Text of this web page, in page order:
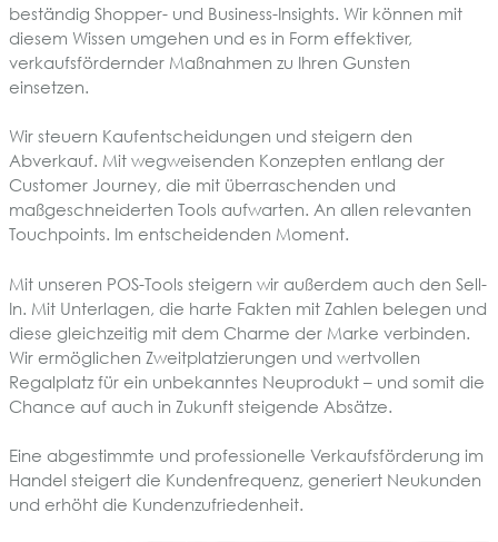
beständig Shopper- und Business-Insights. Wir können mit
diesem Wissen umgehen und es in Form effektiver,
verkaufsfördernder Maßnahmen zu Ihren Gunsten
einsetzen.
Wir steuern Kaufentscheidungen und steigern den
Abverkauf. Mit wegweisenden Konzepten entlang der
Customer Journey, die mit überraschenden und
maßgeschneiderten Tools aufwarten. An allen relevanten
Touchpoints. Im entscheidenden Moment.
Mit unseren POS-Tools steigern wir außerdem auch den Sell-
In. Mit Unterlagen, die harte Fakten mit Zahlen belegen und
diese gleichzeitig mit dem Charme der Marke verbinden.
Wir ermöglichen Zweitplatzierungen und wertvollen
Regalplatz für ein unbekanntes Neuprodukt – und somit die
Chance auf auch in Zukunft steigende Absätze.
Eine abgestimmte und professionelle Verkaufsförderung im
Handel steigert die Kundenfrequenz, generiert Neukunden
und erhöht die Kundenzufriedenheit.